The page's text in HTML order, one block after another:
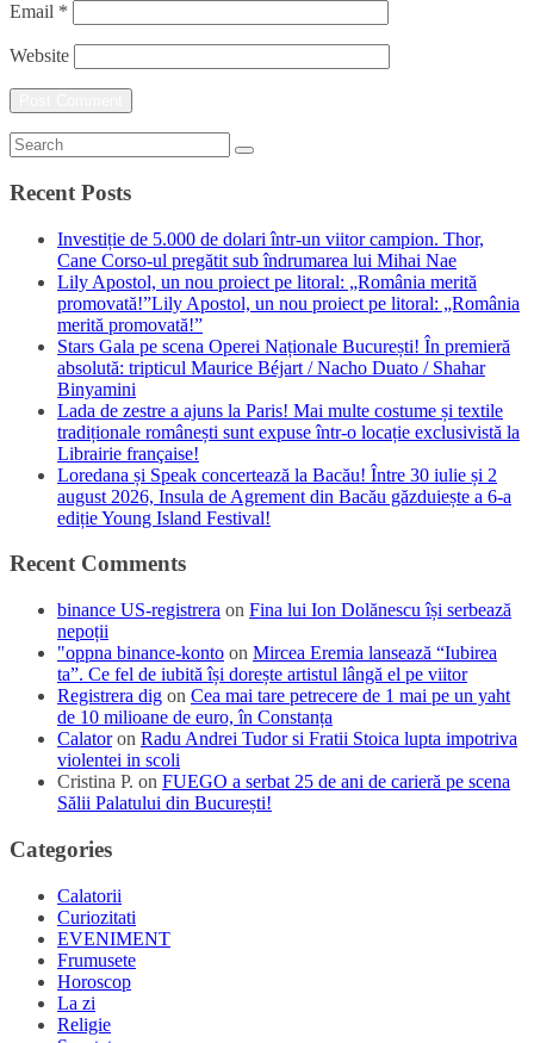
Email *
Website
Recent Posts
Investiție de 5.000 de dolari într-un viitor campion. Thor,
Cane Corso-ul pregătit sub îndrumarea lui Mihai Nae
Lily Apostol, un nou proiect pe litoral: „România merită
promovată!”Lily Apostol, un nou proiect pe litoral: „România
merită promovată!”
Stars Gala pe scena Operei Naționale București! În premieră
absolută: tripticul Maurice Béjart / Nacho Duato / Shahar
Binyamini
Lada de zestre a ajuns la Paris! Mai multe costume și textile
tradiționale românești sunt expuse într-o locație exclusivistă la
Librairie française!
Loredana și Speak concertează la Bacău! Între 30 iulie și 2
august 2026, Insula de Agrement din Bacău găzduiește a 6-a
ediție Young Island Festival!
Recent Comments
binance US-registrera on Fina lui Ion Dolănescu își serbează
nepoții
"oppna binance-konto on Mircea Eremia lansează “Iubirea
ta”. Ce fel de iubită își dorește artistul lângă el pe viitor
Registrera dig on Cea mai tare petrecere de 1 mai pe un yaht
de 10 milioane de euro, în Constanța
Calatoron Radu Andrei Tudor si Fratii Stoica lupta impotriva
violentei in scoli
Cristina P. on FUEGO a serbat 25 de ani de carieră pe scena
Sălii Palatului din București!
Categories
Calatorii
Curiozitati
EVENIMENT
Frumusete
Horoscop
La zi
Religie